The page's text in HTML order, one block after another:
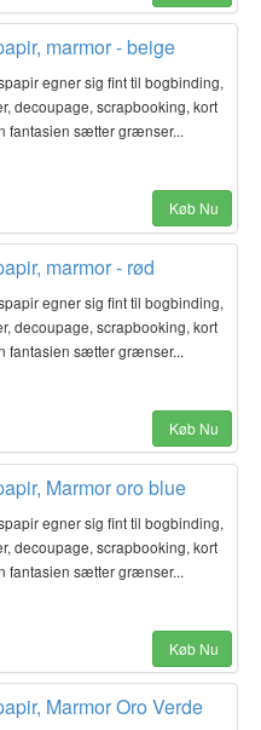
marmor - beige
egner sig fint til bogbinding,
decoupage, scrapbooking, kort
fantasien sætter grænser...
Køb Nu
marmor - rød
egner sig fint til bogbinding,
decoupage, scrapbooking, kort
fantasien sætter grænser...
Køb Nu
Marmor oro blue
egner sig fint til bogbinding,
decoupage, scrapbooking, kort
fantasien sætter grænser...
Køb Nu
Marmor Oro Verde